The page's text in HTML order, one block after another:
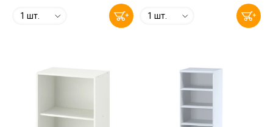
1 шт. 1 шт.